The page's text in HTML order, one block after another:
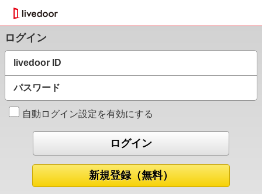
ログイン
livedoor ID
パスワード
自動ログイン設定を有効にする
新規登録（無料）